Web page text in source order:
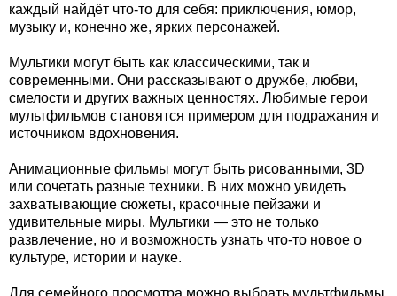
каждый найдёт что-то для себя: приключения, юмор,
музыку и, конечно же, ярких персонажей.
Мультики могут быть как классическими, так и
современными. Они рассказывают о дружбе, любви,
смелости и других важных ценностях. Любимые герои
мультфильмов становятся примером для подражания и
источником вдохновения.
Анимационные фильмы могут быть рисованными, 3D
или сочетать разные техники. В них можно увидеть
захватывающие сюжеты, красочные пейзажи и
удивительные миры. Мультики — это не только
развлечение, но и возможность узнать что-то новое о
культуре, истории и науке.
Для семейного просмотра можно выбрать мультфильмы,